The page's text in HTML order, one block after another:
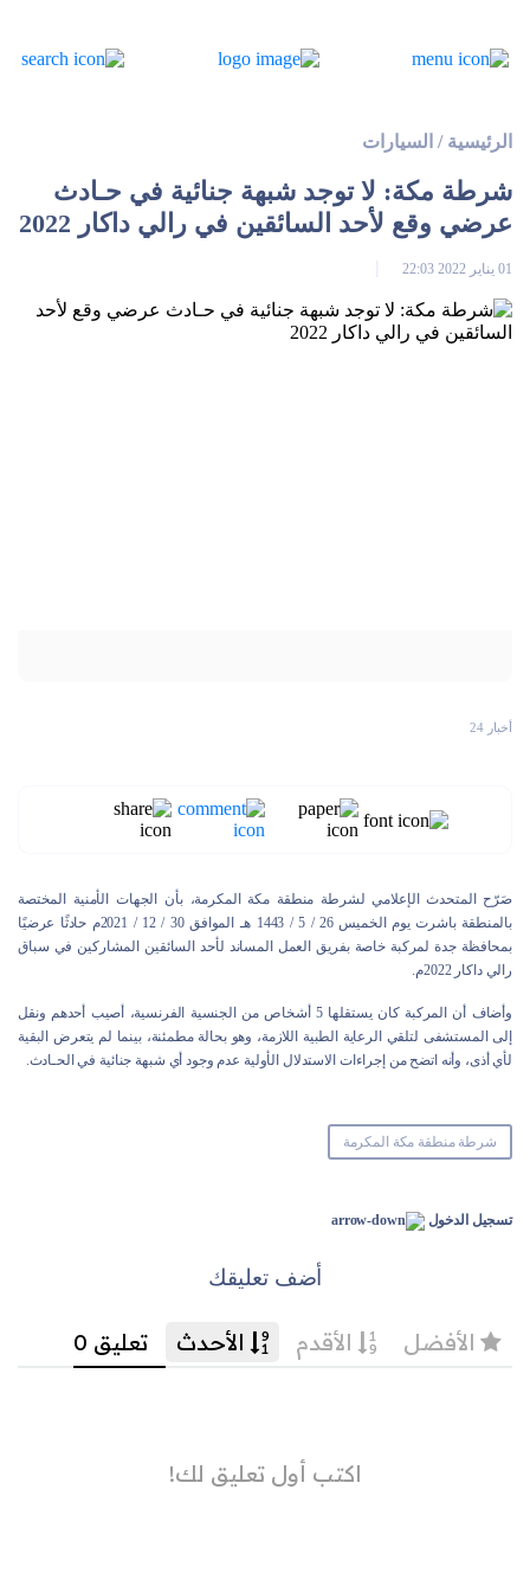
الرئيسية / السيارات
شرطة مكة: لا توجد شبهة جنائية في حـادث
عرضي وقع لأحد السائقين في رالي داكار 2022
01 يناير 2022 22:03
أخبار 24
صَرّح المتحدث الإعلامي لشرطة منطقة مكة المكرمة، بأن الجهات الأمنية المختصة
بالمنطقة باشرت يوم الخميس 26 / 5 / 1443 هـ الموافق 30 / 12 / 2021م حادثًا عرضيًا
بمحافظة جدة لمركبة خاصة بفريق العمل المساند لأحد السائقين المشاركين في سباق
رالي داكار 2022م.
وأضاف أن المركبة كان يستقلها 5 أشخاص من الجنسية الفرنسية، أصيب أحدهم ونقل
إلى المستشفى لتلقي الرعاية الطبية اللازمة، وهو بحالة مطمئنة، بينما لم يتعرض البقية
لأي أذى، وأنه اتضح من إجراءات الاستدلال الأولية عدم وجود أي شبهة جنائية في الحـادث.
شرطة منطقة مكة المكرمة
تسجيل الدخول
أضف تعليقك